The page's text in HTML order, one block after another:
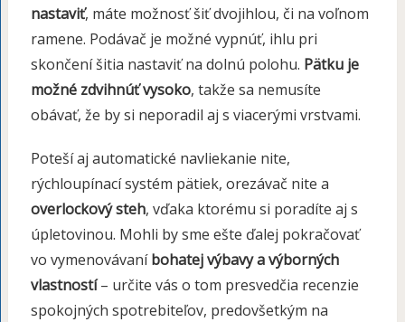
nastaviť, máte možnosť šiť dvojihlou, či na voľnom
ramene. Podávač je možné vypnúť, ihlu pri
skončení šitia nastaviť na dolnú polohu. Pätku je
možné zdvihnúť vysoko, takže sa nemusíte
obávať, že by si neporadil aj s viacerými vrstvami.
Poteší aj automatické navliekanie nite,
rýchloupínací systém pätiek, orezávač nite a
overlockový steh, vďaka ktorému si poradíte aj s
úpletovinou. Mohli by sme ešte ďalej pokračovať
vo vymenovávaníbohatej výbavy a výborných
vlastností– určite vás o tom presvedčia recenzie
spokojných spotrebiteľov, predovšetkým na